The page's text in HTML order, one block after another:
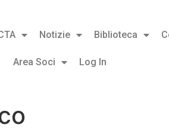
Notizie Biblioteca
Area Soci Log In